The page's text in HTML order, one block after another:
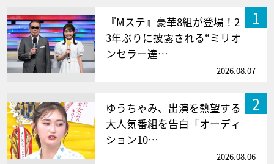
1
『Mステ』豪華8組が登場！2
3年ぶりに披露される“ミリオ
ンセラー達…
2026.08.07
2
ゆうちゃみ、出演を熱望する
大人気番組を告白「オーディ
ション10…
2026.08.06